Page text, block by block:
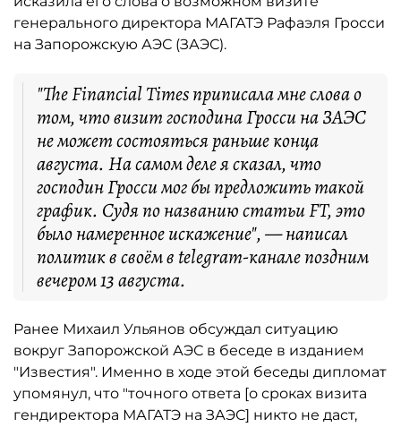
генерального директора МАГАТЭ Рафаэля Гросси
на Запорожскую АЭС (ЗАЭС).
"The Financial Times приписала мне слова о
том, что визит господина Гросси на ЗАЭС
не может состояться раньше конца
августа. На самом деле я сказал, что
господин Гросси мог бы предложить такой
график. Судя по названию статьи FT, это
было намеренное искажение", — написал
политик в своём в telegram-канале поздним
вечером 13 августа.
Ранее Михаил Ульянов обсуждал ситуацию
вокруг Запорожской АЭС в беседе в изданием
"Известия". Именно в ходе этой беседы дипломат
упомянул, что "точного ответа [о сроках визита
гендиректора МАГАТЭ на ЗАЭС] никто не даст,